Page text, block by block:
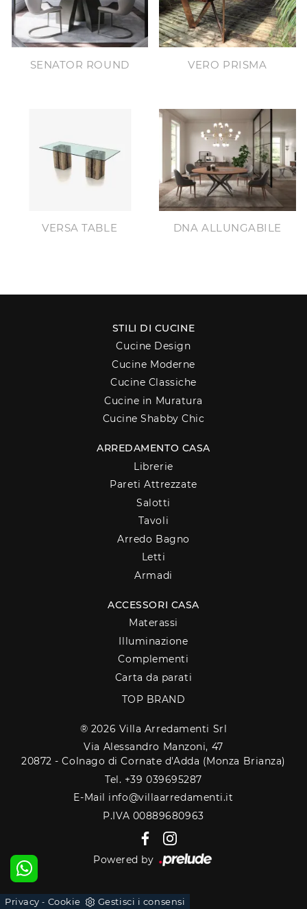
SENATOR ROUND VERO PRISMA
VERSA TABLE DNA ALLUNGABILE
STILI DI CUCINE
Cucine Design
Cucine Moderne
Cucine Classiche
Cucine in Muratura
Cucine Shabby Chic
ARREDAMENTO CASA
Librerie
Pareti Attrezzate
Salotti
Tavoli
Arredo Bagno
Letti
Armadi
ACCESSORI CASA
Materassi
Illuminazione
Complementi
Carta da parati
TOP BRAND
® 2026 Villa Arredamenti Srl
Via Alessandro Manzoni, 47
20872 - Colnago di Cornate d'Adda (Monza Brianza)
Tel. +39 039695287
E-Mail info@villaarredamenti.it
P.IVA 00889680963
Powered by
Privacy - Cookie Gestisci i consensi